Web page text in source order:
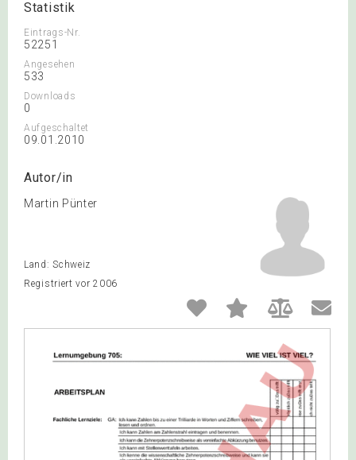
Statistik
Eintrags-Nr.
52251
Angesehen
533
Downloads
0
Aufgeschaltet
09.01.2010
Autor/in
Martin Pünter
Land: Schweiz
Registriert vor 2006